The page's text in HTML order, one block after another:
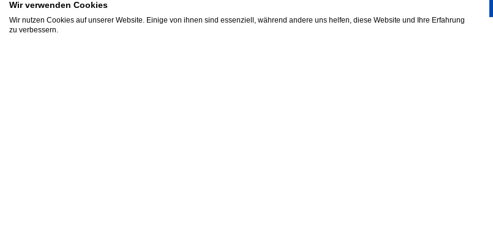
Wir verwenden Cookies
Wir nutzen Cookies auf unserer Website. Einige von ihnen sind essenziell, während andere uns helfen, diese Website und Ihre Erfahrung
zu verbessern.
Tel. 040 / 64 50 62 - 0
Sa. & So. 9:00 – 19:00